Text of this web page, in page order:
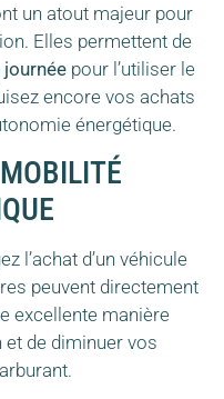
un atout majeur pour
Elles permettent de
pour l’utiliser le
encore vos achats
énergétique.
l’achat d’un véhicule
peuvent directement
excellente manière
et de diminuer vos